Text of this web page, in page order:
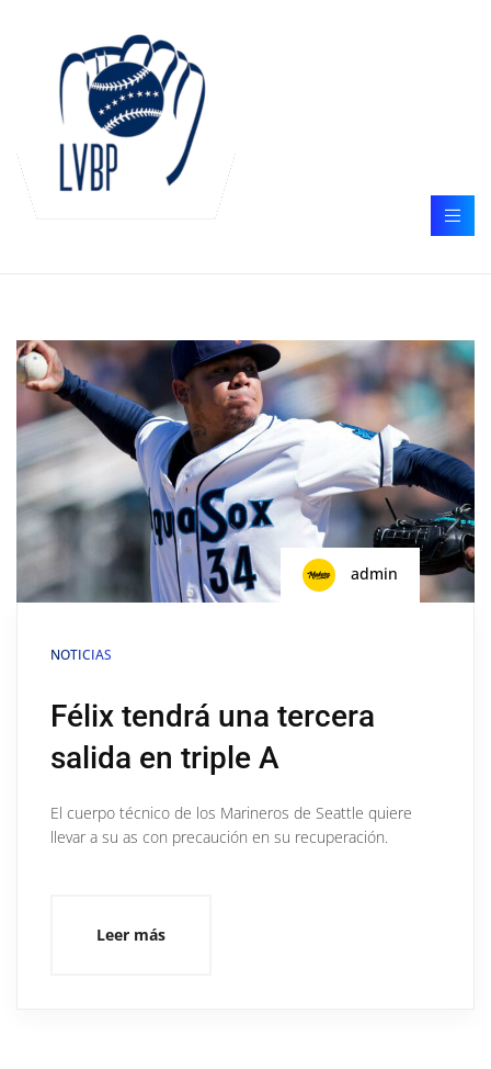
admin
NOTICIAS
Félix tendrá una tercera
salida en triple A
El cuerpo técnico de los Marineros de Seattle quiere
llevar a su as con precaución en su recuperación.
Leer más